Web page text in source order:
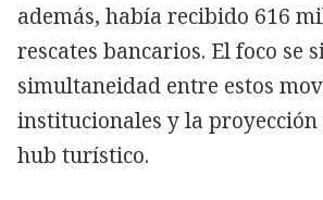
además, había recibido 616
rescates bancarios. El foco se
simultaneidad entre estos
institucionales y la
hub turístico.